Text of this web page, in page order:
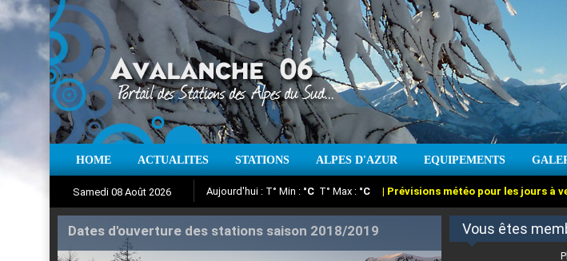
HOME ACTUALITES STATIONS ALPES D'AZUR EQUIPEMENTS
Samedi 08 Août 2026
Aujourd'hui : T° Min : °CT° Max : °C |Prévisions météo pour les jours à
Iso à 0° :m Neige sur 12 heures :cm Vent : |Prévisions météo pour les
Vous êtes